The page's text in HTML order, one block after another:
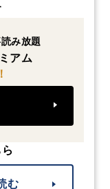
み放題
アム
む